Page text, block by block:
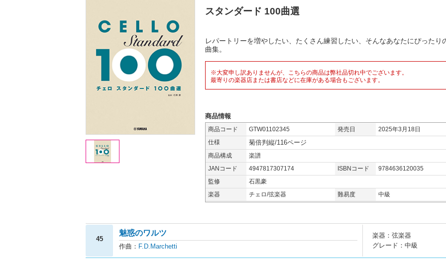
スタンダード 100曲選
レパートリーを増やしたい、たくさん練習したい、そんなあなたにぴったり
曲集。
※大変申し訳ありませんが、こちらの商品は弊社品切れ中でございます。
最寄りの楽器店または書店などに在庫がある場合もございます。
商品情報
商品コード GTW01102345 発売日
2025年3月18日
仕様
菊倍判縦/116ページ
商品構成
楽譜
JANコード
4947817307174 ISBNコード
9784636120035
監修
石黒豪
楽器
チェロ/弦楽器 難易度 中級
45
魅惑のワルツ
作曲： F.D.Marchetti
楽器：弦楽器
グレード：中級